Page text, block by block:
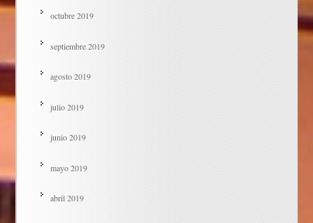
octubre 2019
septiembre 2019
agosto 2019
julio 2019
junio 2019
mayo 2019
abril 2019